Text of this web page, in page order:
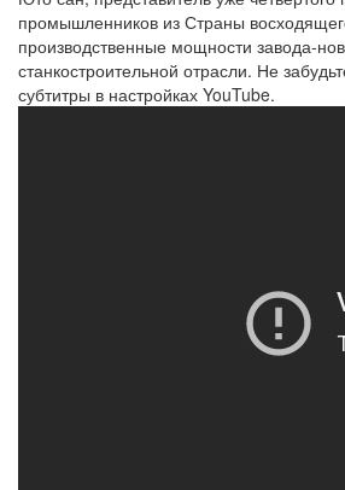
промышленников из Страны
производственные мощности завода-
станкостроительной отрасли. Не
субтитры в настройках YouTube.